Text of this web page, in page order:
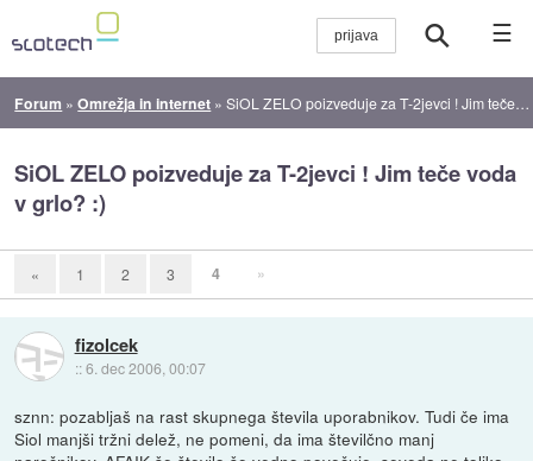
☰
Forum »Omrežja in internet »SiOL ZELO poizveduje za T-2jevci ! Jim teče voda v grlo? :)
SiOL ZELO poizveduje za T-2jevci ! Jim teče voda
v grlo? :)
« 1 2 3 4 »
fizolcek
::6. dec 2006, 00:07
sznn: pozabljaš na rast skupnega števila uporabnikov. Tudi če ima
Siol manjši tržni delež, ne pomeni, da ima številčno manj